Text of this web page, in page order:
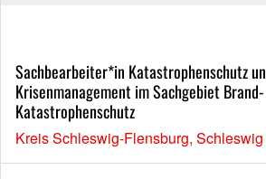
Sachbearbeiter*in Katastrophenschutz
Krisenmanagement im Sachgebiet
Katastrophenschutz
Kreis Schleswig-Flensburg, Schleswig